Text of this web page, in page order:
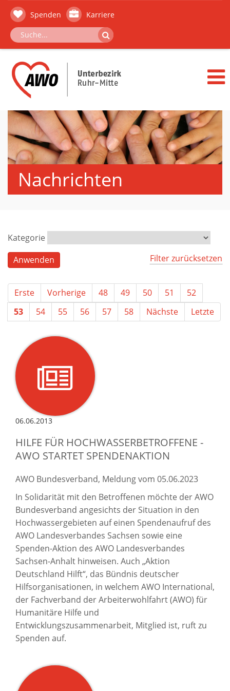
Spenden Karriere
Nachrichten
Kategorie
Filter zurücksetzen
Erste Vorherige 48 49 50 51
52
53
54 55 56 57 58 Nächste Letzte
06.06.2013
HILFE FÜR HOCHWASSERBETROFFENE -
AWO STARTET SPENDENAKTION
AWO Bundesverband, Meldung vom 05.06.2023
In Solidarität mit den Betroffenen möchte der AWO
Bundesverband angesichts der Situation in den
Hochwassergebieten auf einen Spendenaufruf des
AWO Landesverbandes Sachsen sowie eine
Spenden-Aktion des AWO Landesverbandes
Sachsen-Anhalt hinweisen. Auch „Aktion
Deutschland Hilft“, das Bündnis deutscher
Hilfsorganisationen, in welchem AWO International,
der Fachverband der Arbeiterwohlfahrt (AWO) für
Humanitäre Hilfe und
Entwicklungszusammenarbeit, Mitglied ist, ruft zu
Spenden auf.